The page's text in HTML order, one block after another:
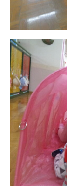
園の1⽇
年間⾏事
預かり保育
美⽊多
美⽊多チコ
美⽊多チコ
未就園
0歳親子登
1歳・2歳親
ス ]